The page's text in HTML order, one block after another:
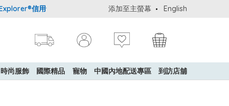
信用卡會員購物禮遇：高達5%簽賬回贈！ 購買一般貨品(冷凍食
添加至主螢幕 English
時尚服飾 國際精品 寵物 中國內地配送專區 到訪店舖